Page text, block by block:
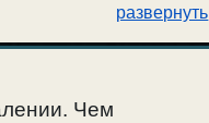
греха. Как быть
развернуть
Чем